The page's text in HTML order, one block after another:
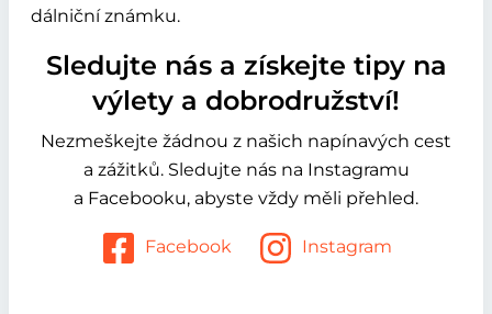
dálniční známku.
Sledujte nás a získejte tipy na
výlety a dobrodružství!
Nezmeškejte žádnou z našich napínavých cest
a zážitků. Sledujte nás na Instagramu
a Facebooku, abyste vždy měli přehled.
Facebook Instagram